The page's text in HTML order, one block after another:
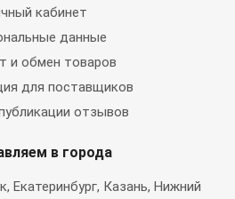
кабинет
данные
и обмен товаров
для поставщиков
отзывов
в города
Екатеринбург, Казань, Нижний